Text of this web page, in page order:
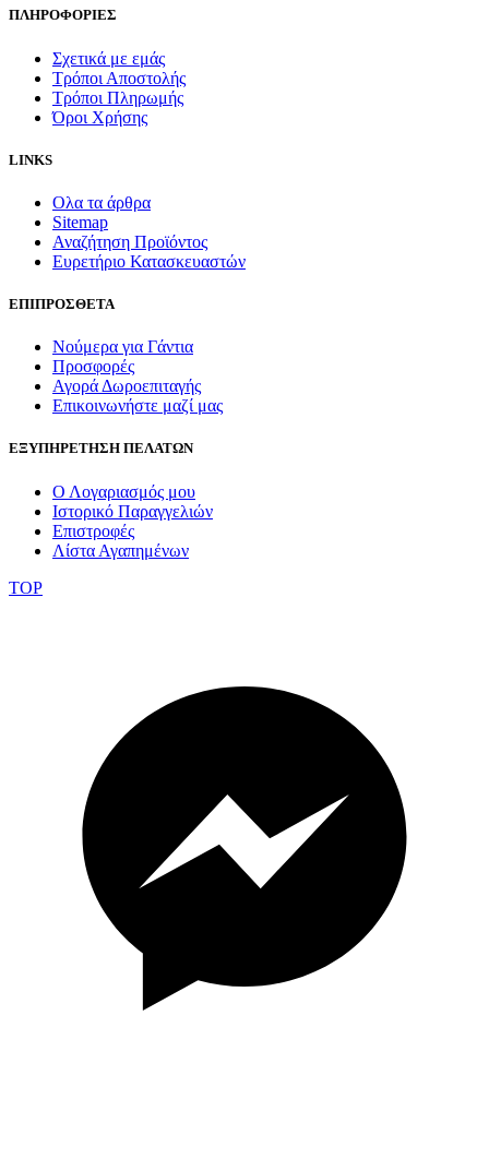
ΠΛΗΡΟΦΟΡΙΕΣ
Σχετικά με εμάς
Τρόποι Αποστολής
Τρόποι Πληρωμής
Όροι Χρήσης
LINKS
Ολα τα άρθρα
Sitemap
Αναζήτηση Προϊόντος
Ευρετήριο Κατασκευαστών
ΕΠΙΠΡΟΣΘΕΤΑ
Νούμερα για Γάντια
Προσφορές
Αγορά Δωροεπιταγής
Επικοινωνήστε μαζί μας
ΕΞΥΠΗΡΕΤΗΣΗ ΠΕΛΑΤΩΝ
Ο Λογαριασμός μου
Ιστορικό Παραγγελιών
Επιστροφές
Λίστα Αγαπημένων
TOP